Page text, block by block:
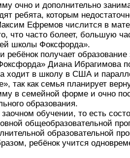
очно и дополнительно
ребята, которым
Ефремов числится в
что часто болеет, большую
школы Фоксфорда».
ребёнок получает образование
Диана Ибрагимова
ходит в школу в США и
так как семья планирует
в семейной форме и очно
образования.
обучении, то есть
общеобразовательной
образовательной
ребёнок учится